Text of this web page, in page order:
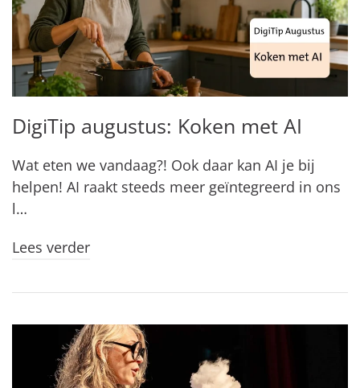
DigiTip augustus: Koken met AI
Wat eten we vandaag?! Ook daar kan AI je bij
helpen! AI raakt steeds meer geïntegreerd in ons
l…
Lees verder